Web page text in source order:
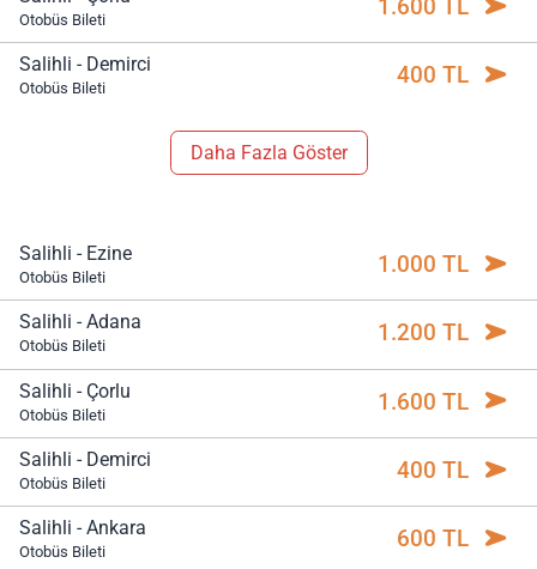
Otobüs Bileti 1.600 TL
Salihli - Demirci
Otobüs Bileti 400 TL
Daha Fazla Göster
Salihli - Ezine
Otobüs Bileti 1.000 TL
Salihli - Adana
Otobüs Bileti 1.200 TL
Salihli - Çorlu
Otobüs Bileti 1.600 TL
Salihli - Demirci
Otobüs Bileti 400 TL
Salihli - Ankara
Otobüs Bileti 600 TL